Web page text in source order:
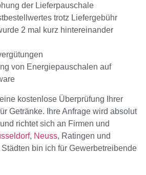
der Lieferpauschale
trotz Liefergebühr
2 mal kurz hintereinander
von Energiepauschalen auf
kostenlose Überprüfung Ihrer
Getränke. Ihre Anfrage wird absolut
richtet sich an Firmen und
, Neuss, Ratingen und
bin ich für Gewerbetreibende